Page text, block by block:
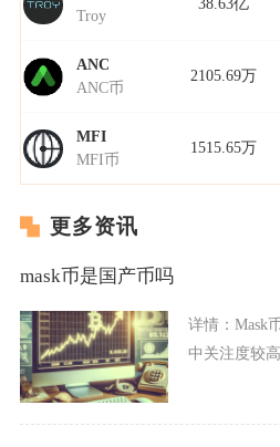
Troy
38.63亿
ANC
ANC币
2105.69万
MFI
MFI币
1515.65万
更多资讯
mask币是国产币吗
详情： Mask
中关注度较